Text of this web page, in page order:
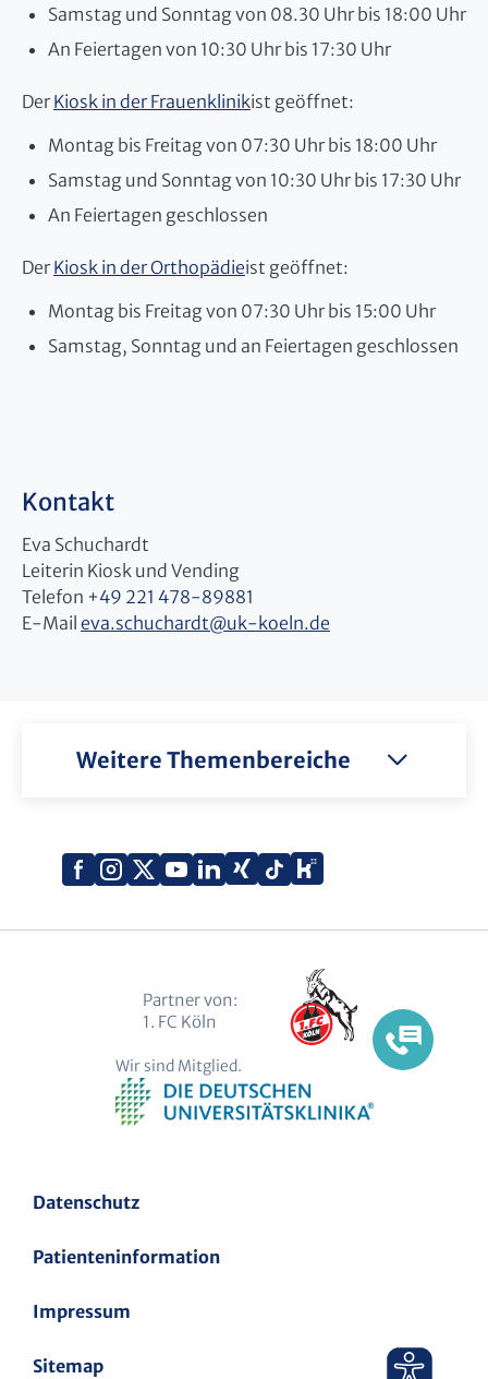
Samstag und Sonntag von 08.30 Uhr bis 18:00 Uhr
An Feiertagen von 10:30 Uhr bis 17:30 Uhr
Der Kiosk in der Frauenklinikist geöffnet:
Montag bis Freitag von 07:30 Uhr bis 18:00 Uhr
Samstag und Sonntag von 10:30 Uhr bis 17:30 Uhr
An Feiertagen geschlossen
Der Kiosk in der Orthopädieist geöffnet:
Montag bis Freitag von 07:30 Uhr bis 15:00 Uhr
Samstag, Sonntag und an Feiertagen geschlossen
Kontakt
Eva Schuchardt
Leiterin Kiosk und Vending
Telefon +49 221 478-89881
E-Mail eva.schuchardt@uk-koeln.de
Weitere Themenbereiche
Facebook
Instagram
X
YouTube
LinkedIn
Xing TiktokKununu
Datenschutz
Patienteninformation
Impressum
Sitemap
Partner von:
1. FC Köln
Wir sind Mitglied.